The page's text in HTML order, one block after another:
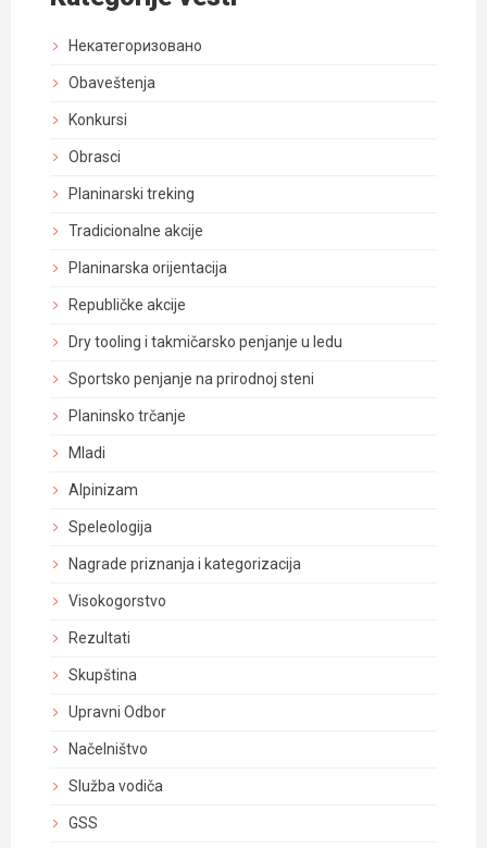
Некатегоризовано
Obaveštenja
Konkursi
Obrasci
Planinarski treking
Tradicionalne akcije
Planinarska orijentacija
Republičke akcije
Dry tooling i takmičarsko penjanje u ledu
Sportsko penjanje na prirodnoj steni
Planinsko trčanje
Mladi
Alpinizam
Speleologija
Nagrade priznanja i kategorizacija
Visokogorstvo
Rezultati
Skupština
Upravni Odbor
Načelništvo
Služba vodiča
GSS